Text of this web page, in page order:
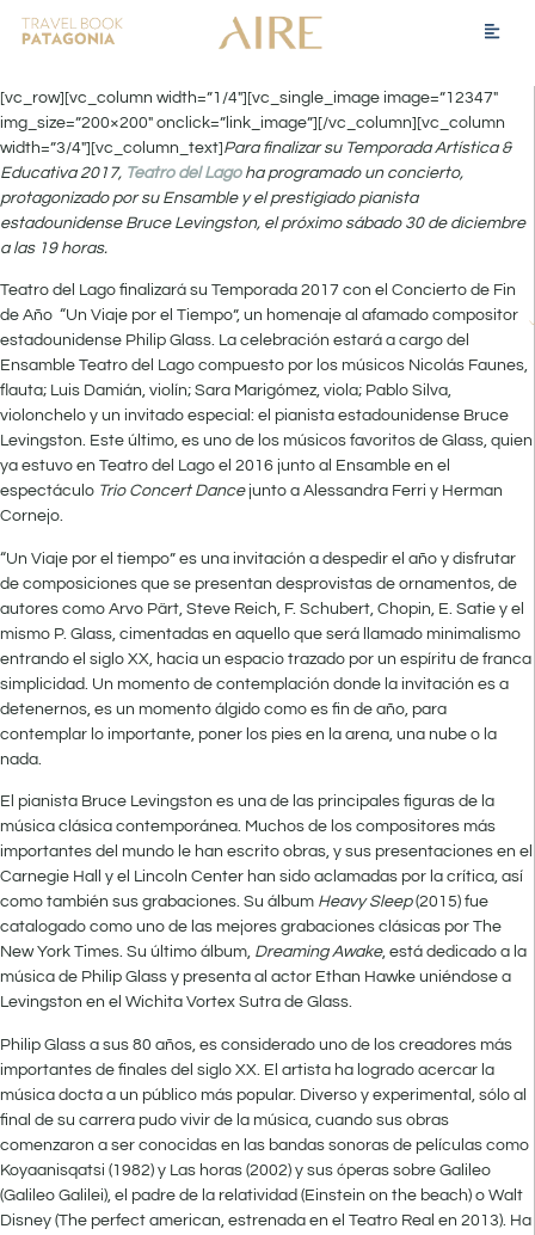
[vc_row][vc_column width=”1/4″][vc_single_image image=”12347″
img_size=”200×200″ onclick=”link_image”][/vc_column][vc_column
width=”3/4″][vc_column_text] Para finalizar su Temporada Artística &
Educativa 2017, Teatro del Lagoha programado un concierto,
protagonizado por su Ensamble y el prestigiado pianista
estadounidense Bruce Levingston, el próximo ​sábado 30 de diciembre
a las 19 horas​.
Teatro del Lago finalizará su Temporada 2017 con el Concierto de Fin
de Año “Un Viaje por el Tiempo”, un homenaje al afamado compositor
estadounidense Philip Glass. La celebración estará a cargo del
Ensamble Teatro del Lago compuesto por los músicos Nicolás Faunes,
flauta; Luis Damián, violín; Sara Marigómez, viola; Pablo Silva,
violonchelo y un invitado especial: el pianista estadounidense Bruce
Levingston. Este último, es uno de los músicos favoritos de Glass, quien
ya estuvo en Teatro del Lago el 2016 junto al Ensamble en el
espectáculo Trio Concert Dance junto a Alessandra Ferri y Herman
Cornejo.
“Un Viaje por el tiempo” es una invitación a despedir el año y disfrutar
de composiciones que se presentan desprovistas de ornamentos, de
autores como Arvo Pärt, Steve Reich, F. Schubert, Chopin, E. Satie y el
mismo P. Glass, cimentadas en aquello que será llamado minimalismo
entrando el siglo XX, hacia un espacio trazado por un espíritu de franca
simplicidad. Un momento de contemplación donde la invitación es a
detenernos, es un momento álgido como es fin de año, para
contemplar lo importante, poner los pies en la arena, una nube o la
nada.
El pianista Bruce Levingston es una de las principales figuras de la
música clásica contemporánea. Muchos de los compositores más
importantes del mundo le han escrito obras, y sus presentaciones en el
Carnegie Hall y el Lincoln Center han sido aclamadas por la crítica, así
como también sus grabaciones. Su álbum Heavy Sleep(2015) fue
catalogado como uno de las mejores grabaciones clásicas por The
New York Times. Su último álbum, Dreaming Awake, está dedicado a la
música de Philip Glass y presenta al actor Ethan Hawke uniéndose a
Levingston en el Wichita Vortex Sutra de Glass.
Philip Glass a sus 80 años, es considerado uno de los creadores más
importantes de finales del siglo XX. El artista ha logrado acercar la
música docta a un público más popular. Diverso y experimental, sólo al
final de su carrera pudo vivir de la música, cuando sus obras
comenzaron a ser conocidas en las bandas sonoras de películas como
Koyaanisqatsi (1982) y Las horas (2002) y sus óperas sobre Galileo
(Galileo Galilei), el padre de la relatividad (Einstein on the beach) o Walt
Disney (The perfect american, estrenada en el Teatro Real en 2013). Ha